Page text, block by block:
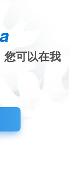
可以在我